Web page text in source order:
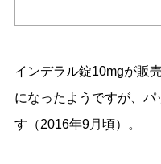
インデラル錠10mgが販
になったようですが、
す（2016年9月頃）。